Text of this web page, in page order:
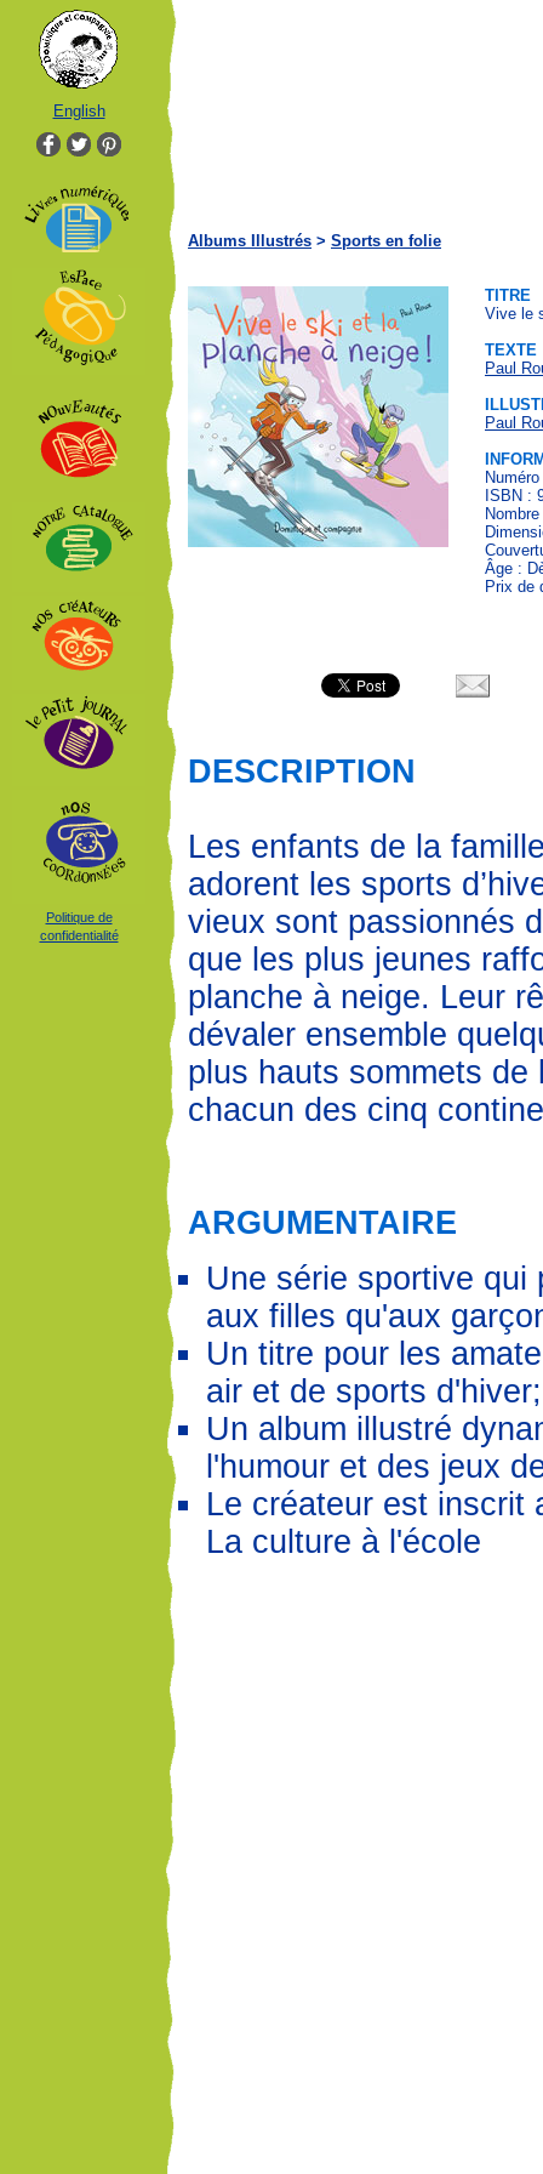
English
Politique de
confidentialité
Albums Illustrés > Sports en folie
TITRE
Vive le
TEXTE
Paul
Paul
ISBN :
Âge :
Prix de
DESCRIPTION
Les enfants de la
adorent les sports
vieux sont passionnés
que les plus jeunes
planche à neige. Leur
dévaler ensemble
plus hauts sommets de
chacun des cinq
ARGUMENTAIRE
Une série sportive qui
aux filles qu'aux
Un titre pour les
air et de sports d'hiver;
Un album illustré
l'humour et des jeux
Le créateur est inscrit
La culture à l'école